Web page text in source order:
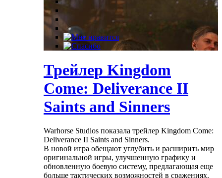
Трейлер Kingdom
Come: Deliverance II
Saints and Sinners
Warhorse Studios показала трейлер Kingdom Come:
Deliverance II Saints and Sinners.
В новой игра обещают углубить и расширить мир
оригинальной игры, улучшенную графику и
обновленную боевую систему, предлагающая еще
больше тактических возможностей в сражениях.